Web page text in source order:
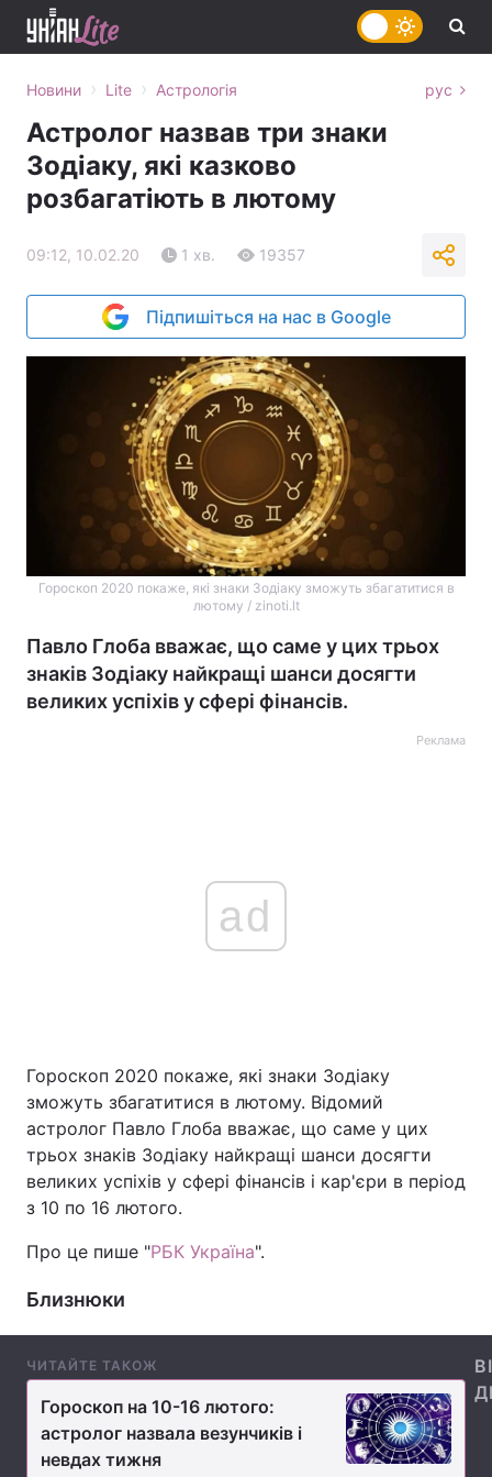
Головна Війна
Україна Політика
Економіка Світ
Здоров'я
Цікавинки Погода
Екологія
Новини › Lite › Астрологія рус
Астролог назвав три знаки
Зодіаку, які казково
розбагатіють в лютому
09:12, 10.02.20 1 хв. 19357
Підпишіться на нас в Google
Гороскоп 2020 покаже, які знаки Зодіаку зможуть збагатитися в
лютому / zinoti.lt
Павло Глоба вважає, що саме у цих трьох
знаків Зодіаку найкращі шанси досягти
великих успіхів у сфері фінансів.
Реклама
ad
Гороскоп 2020 покаже, які знаки Зодіаку
зможуть збагатитися в лютому. Відомий
астролог Павло Глоба вважає, що саме у цих
трьох знаків Зодіаку найкращі шанси досягти
великих успіхів у сфері фінансів і кар'єри в період
з 10 по 16 лютого.
Про це пише "РБК Україна".
Близнюки
ЧИТАЙТЕ ТАКОЖ
Гороскоп на 10-16 лютого:
астролог назвала везунчиків і
невдах тижня